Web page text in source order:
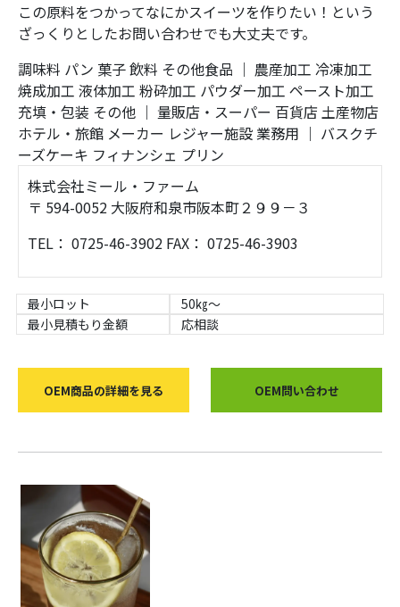
この原料をつかってなにかスイーツを作りたい！という
ざっくりとしたお問い合わせでも大丈夫です。
調味料 パン 菓子飲料 その他食品 ｜ 農産加工 冷凍加工
焼成加工 液体加工 粉砕加工 パウダー加工 ペースト加工
充填・包装 その他 ｜ 量販店・スーパー 百貨店土産物店
ホテル・旅館 メーカー レジャー施設業務用 ｜ バスクチ
ーズケーキ フィナンシェ プリン
株式会社ミール・ファーム
〒 594-0052 大阪府和泉市阪本町２９９－３
TEL： 0725-46-3902 FAX： 0725-46-3903
最小ロット
50㎏～
最小見積もり金額
応相談
OEM商品の詳細を見る OEM問い合わせ